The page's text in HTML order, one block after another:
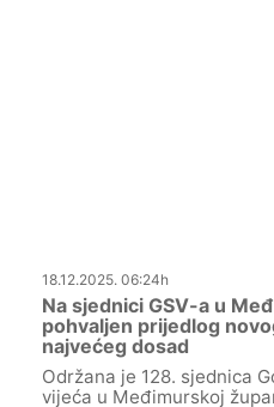
18.12.2025. 06:24h
Na sjednici GSV-a u
pohvaljen prijedlog
najvećeg dosad
Održana je 128. sjednica
vijeća u Međimurskoj